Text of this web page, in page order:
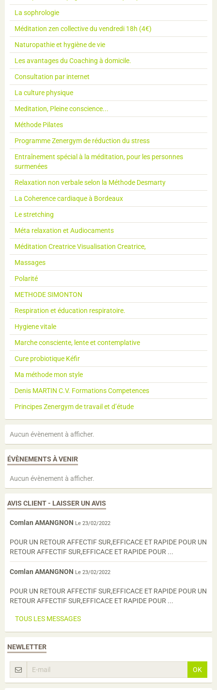
La sophrologie
Méditation zen collective du vendredi 18h (4€)
Naturopathie et hygiène de vie
Les avantages du Coaching à domicile.
Consultation par internet
La culture physique
Meditation, Pleine conscience...
Méthode Pilates
Programme Zenergym de réduction du stress
Entraînement spécial à la méditation, pour les personnes
surmenées
Relaxation non verbale selon la Méthode Desmarty
La Coherence cardiaque à Bordeaux
Le stretching
Méta relaxation et Audiocaments
Méditation Creatrice Visualisation Creatrice,
Massages
Polarité
METHODE SIMONTON
Respiration et éducation respiratoire.
Hygiene vitale
Marche consciente, lente et contemplative
Cure probiotique Kéfir
Ma méthode mon style
Denis MARTIN C.V. Formations Competences
Principes Zenergym de travail et d’étude
Aucun évènement à afficher.
ÉVÈNEMENTS À VENIR
Aucun évènement à afficher.
AVIS CLIENT - LAISSER UN AVIS
Comlan AMANGNON Le 23/02/2022
POUR UN RETOUR AFFECTIF SUR,EFFICACE ET RAPIDE POUR UN
RETOUR AFFECTIF SUR,EFFICACE ET RAPIDE POUR ...
Comlan AMANGNON Le 23/02/2022
POUR UN RETOUR AFFECTIF SUR,EFFICACE ET RAPIDE POUR UN
RETOUR AFFECTIF SUR,EFFICACE ET RAPIDE POUR ...
TOUS LES MESSAGES
NEWLETTER
OK